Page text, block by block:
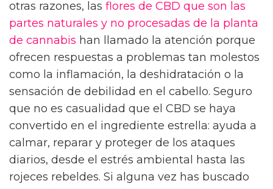
otras razones, las flores de CBD que son las
partes naturales y no procesadas de la planta
de cannabis han llamado la atención porque
ofrecen respuestas a problemas tan molestos
como la inflamación, la deshidratación o la
sensación de debilidad en el cabello. Seguro
que no es casualidad que el CBD se haya
convertido en el ingrediente estrella: ayuda a
calmar, reparar y proteger de los ataques
diarios, desde el estrés ambiental hasta las
rojeces rebeldes. Si alguna vez has buscado